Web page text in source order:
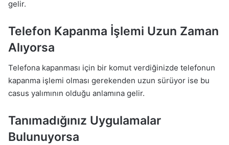
gelir.
Telefon Kapanma İşlemi Uzun Zaman
Alıyorsa
Telefona kapanması için bir komut verdiğinizde telefonun
kapanma işlemi olması gerekenden uzun sürüyor ise bu
casus yalımının olduğu anlamına gelir.
Tanımadığınız Uygulamalar
Bulunuyorsa